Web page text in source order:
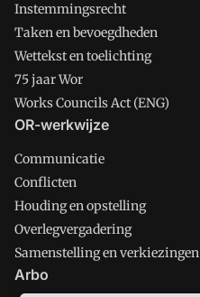
Instemmingsrecht
Taken en bevoegdheden
Wettekst en toelichting
75 jaar Wor
Works Councils Act (ENG)
OR-werkwijze
Communicatie
Conflicten
Houding en opstelling
Overlegvergadering
Samenstelling en verkiezingen
Arbo